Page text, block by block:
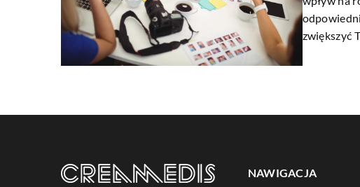
zwiększyć
NAWIGACJA